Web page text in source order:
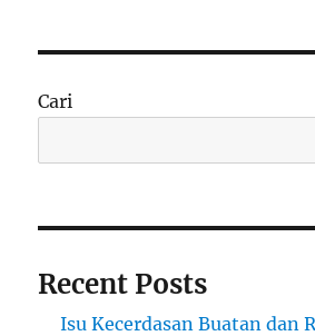
Cari
Recent Posts
Isu Kecerdasan Buatan dan